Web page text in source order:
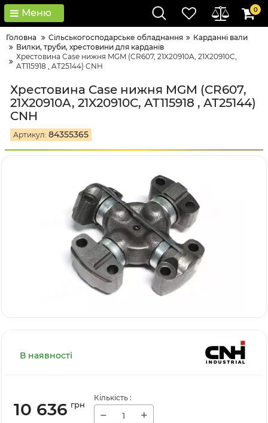
Меню 0
Головна Сільськогосподарське обладнання
Карданні вали
Вилки, труби, хрестовини для карданів
Хрестовина Case нижня MGM (CR607, 21X20910A, 21X20910C,
AT115918 , AT25144) CNH
Хрестовина Case нижня MGM (CR607,
21X20910A, 21X20910C, AT115918 , AT25144)
CNH
Артикул: 84355365
В наявності
10 636 грн
Кількість :
− +